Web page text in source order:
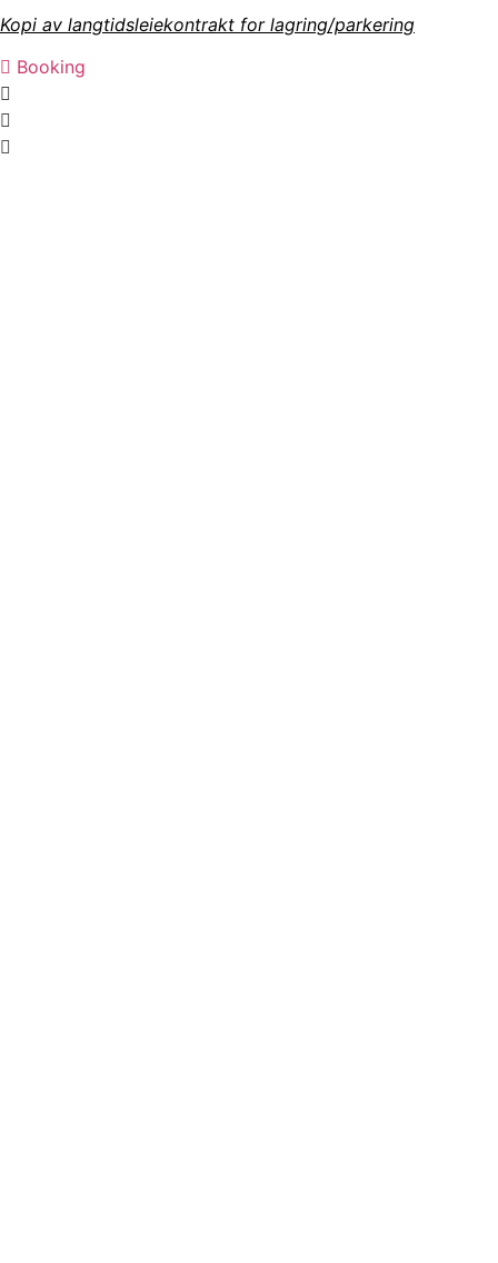
Kopi av langtidsleiekontrakt for lagring/parkering
Booking